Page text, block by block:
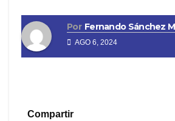
Por Fernando Sánchez
AGO 6, 2024
Compartir